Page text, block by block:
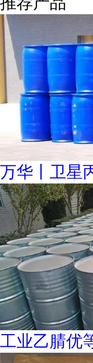
万华丨卫星
工业乙腈优